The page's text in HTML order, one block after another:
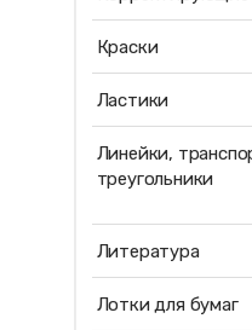
Краски
Ластики
Линейки,
треугольники
Литература
Лотки для бумаг